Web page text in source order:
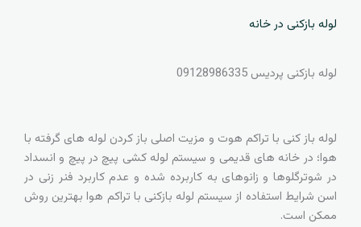
لوله بازکنی در خانه
لوله بازکنی پردیس 09128986335
لوله باز کنی با تراکم هوت و مزیت اصلی باز کردن لوله های گرفته با
هوا؛ در خانه های قدیمی و سیستم لوله کشی پیچ در پیچ و انسداد
در شوترگلوها و زانوهای به کاربرده شده و عدم کاربرد فنر زنی در
اسن شرایط استفاده از سیستم لوله بازکنی با تراکم هوا بهترین روش
ممکن است.